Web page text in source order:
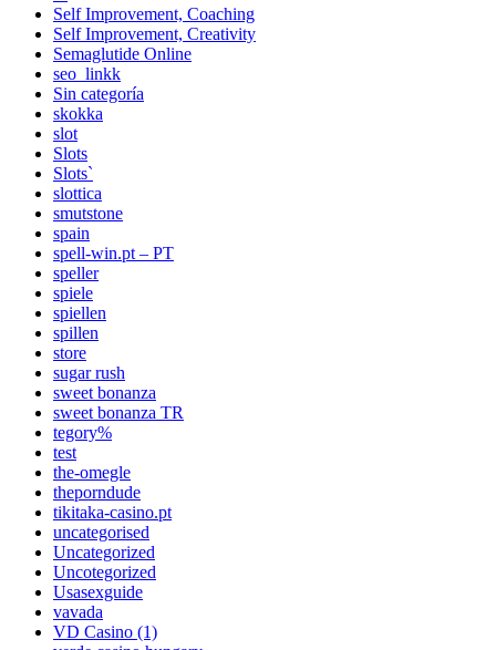
Self Improvement, Coaching
Self Improvement, Creativity
Semaglutide Online
seo_linkk
Sin categoría
skokka
slot
Slots
Slots`
slottica
smutstone
spain
spell-win.pt – PT
speller
spiele
spiellen
spillen
store
sugar rush
sweet bonanza
sweet bonanza TR
tegory%
test
the-omegle
theporndude
tikitaka-casino.pt
uncategorised
Uncategorized
Uncotegorized
Usasexguide
vavada
VD Casino (1)